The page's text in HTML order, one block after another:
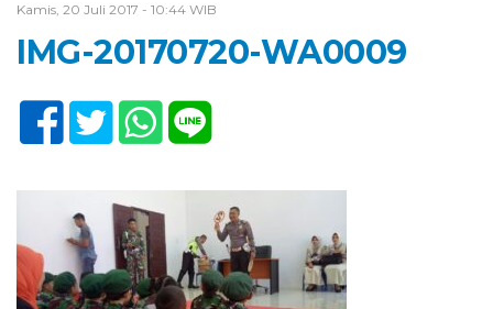
Kamis, 20 Juli 2017 - 10:44 WIB
IMG-20170720-WA0009